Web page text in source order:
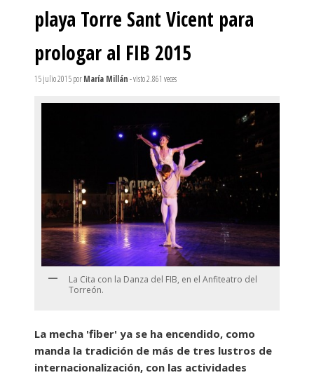
playa Torre Sant Vicent para
prologar al FIB 2015
15 julio 2015porMaría Millán- visto 2.861 veces
La Cita con la Danza del FIB, en el Anfiteatro del
Torreón.
La mecha 'fiber' ya se ha encendido, como
manda la tradición de más de tres lustros de
internacionalización, con las actividades